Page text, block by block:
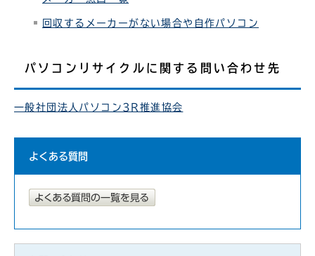
回収するメーカーがない場合や自作パソコン
パソコンリサイクルに関する問い合わせ先
一般社団法人パソコン3R推進協会
よくある質問